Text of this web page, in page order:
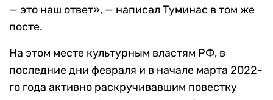
— это наш ответ», — написал Туминас в том же
посте.
На этом месте культурным властям РФ, в
последние дни февраля и в начале марта 2022-
го года активно раскручивавшим повестку